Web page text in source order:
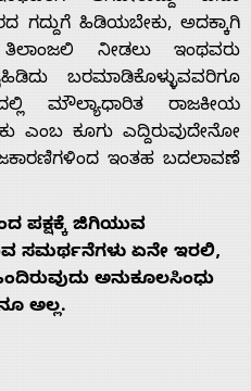
ಗದ್ದುಗೆ ಹಿಡಿಯಬೇಕು, ಅದಕ್ಕಾಗಿ
ನೀಡಲು ಇಂಥವರು
ಬರಮಾಡಿಕೊಳ್ಳುವವರಿಗೂ
ಮೌಲ್ಯಾಧಾರಿತ ರಾಜಕೀಯ
ಎಂಬ ಕೂಗು ಎದ್ದಿರುವುದೇನೋ
ಇಂತಹ ಬದಲಾವಣೆ
ಪಕ್ಷಕ್ಕೆ ಜಿಗಿಯುವ
ಸಮರ್ಥನೆಗಳು ಏನೇ ಇರಲಿ,
ಅನುಕೂಲಸಿಂಧು
ಅಲ್ಲ.